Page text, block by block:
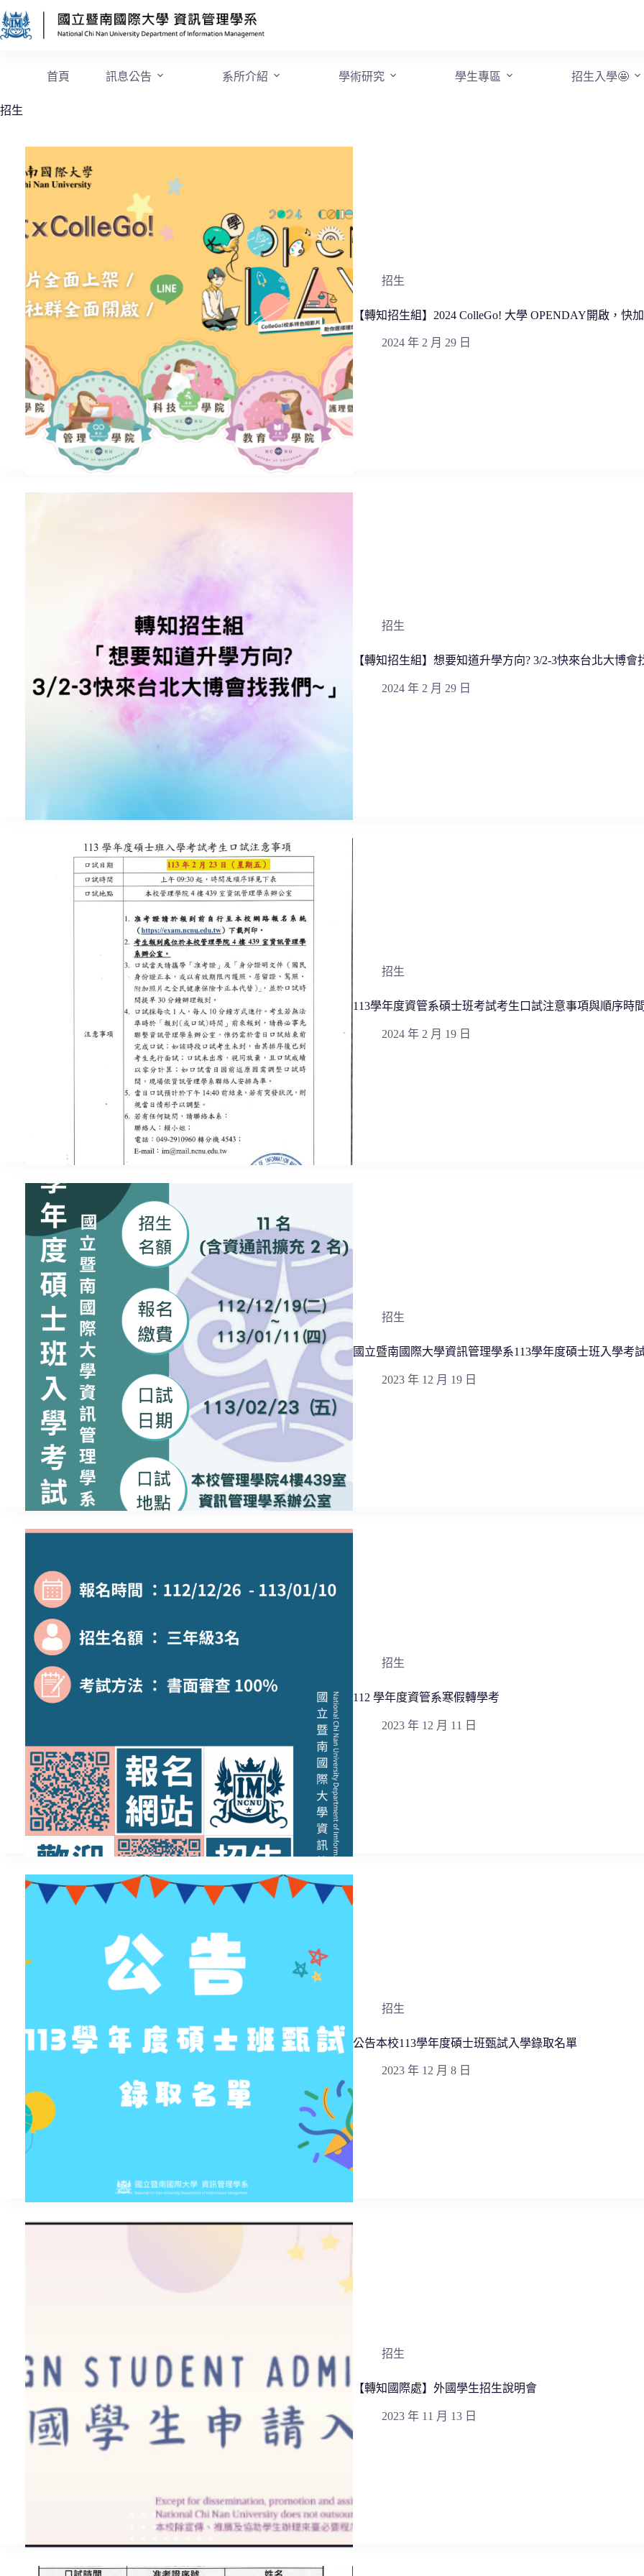
首頁 訊息公告 系所介紹 學術研究 學生專區 招生入學🤩
招生
招生
【轉知招生組】2024 ColleGo! 大學 OPENDAY開啟，快
2024 年 2 月 29 日
招生
【轉知招生組】想要知道升學方向? 3/2-3快來台北大博會
2024 年 2 月 29 日
招生
113學年度資管系碩士班考試考生口試注意事項與順序時
2024 年 2 月 19 日
招生
國立暨南國際大學資訊管理學系113學年度碩士班入學考
2023 年 12 月 19 日
招生
112 學年度資管系寒假轉學考
2023 年 12 月 11 日
招生
公告本校113學年度碩士班甄試入學錄取名單
2023 年 12 月 8 日
招生
【轉知國際處】外國學生招生說明會
2023 年 11 月 13 日